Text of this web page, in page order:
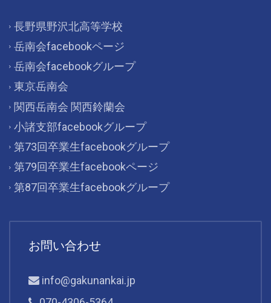
長野県野沢北高等学校
岳南会facebookページ
岳南会facebookグループ
東京岳南会
関西岳南会 関西鈴蘭会
小諸支部facebookグループ
第73回卒業生facebookグループ
第79回卒業生facebookページ
第87回卒業生facebookグループ
お問い合わせ
info@gakunankai.jp